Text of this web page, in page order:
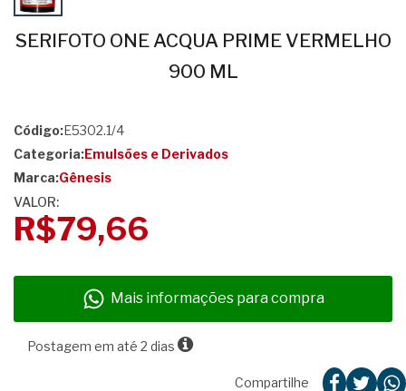
SERIFOTO ONE ACQUA PRIME VERMELHO
900 ML
Código:E5302.1/4
Categoria:Emulsões e Derivados
Marca:Gênesis
VALOR:
R$79,66
Mais informações para compra
Postagem em até 2 dias
Compartilhe